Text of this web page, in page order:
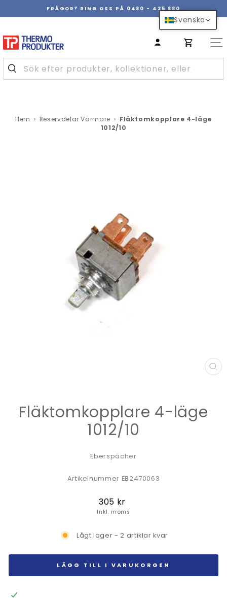
Pausa
FRÅGOR? RING OSS PÅ 0480 - 425 880
Hem › Reservdelar Värmare › Fläktomkopplare 4-läge
1012/10
Fläktomkopplare 4-läge
1012/10
Eberspächer
Artikelnummer EB2470063
Ordinarie
pris
305 kr
Inkl. moms
Lågt lager - 2 artiklar kvar
LÄGG TILL I VARUKORGEN
Svenska